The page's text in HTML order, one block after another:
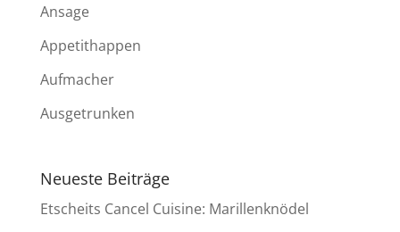
Ansage
Appetithappen
Aufmacher
Ausgetrunken
Neueste Beiträge
Etscheits Cancel Cuisine: Marillenknödel